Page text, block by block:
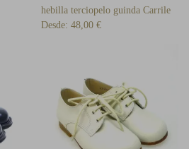
hebilla terciopelo guinda Carrile
Desde: 48,00 €